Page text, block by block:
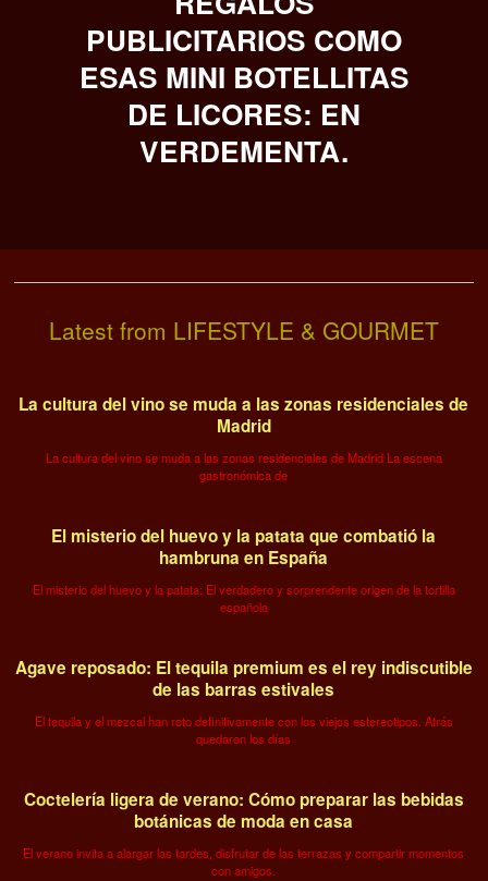
PUBLICITARIOS COMO
ESAS MINI BOTELLITAS
DE LICORES: EN
VERDEMENTA.
Latest from LIFESTYLE & GOURMET
La cultura del vino se muda a las zonas residenciales de
Madrid
La cultura del vino se muda a las zonas residenciales de Madrid La escena
gastronómica de
El misterio del huevo y la patata que combatió la
hambruna en España
El misterio del huevo y la patata: El verdadero y sorprendente origen de la tortilla
española
Agave reposado: El tequila premium es el rey indiscutible
de las barras estivales
El tequila y el mezcal han roto definitivamente con los viejos estereotipos. Atrás
quedaron los días
Coctelería ligera de verano: Cómo preparar las bebidas
botánicas de moda en casa
El verano invita a alargar las tardes, disfrutar de las terrazas y compartir momentos
con amigos.